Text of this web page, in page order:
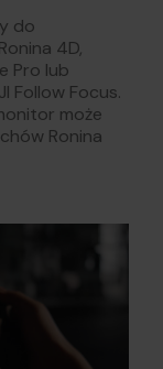
do
4D,
Pro lub
Follow Focus.
może
Ronina